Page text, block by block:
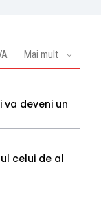
Mai mult
deveni un
celui de al